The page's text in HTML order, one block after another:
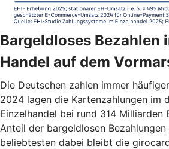
Bargeldloses Bezahlen
Handel auf dem
Die Deutschen zahlen immer
2024 lagen die Kartenzahlungen im
Einzelhandel bei rund 314 Milliarden
Anteil der bargeldlosen
beliebtesten dabei bleibt die